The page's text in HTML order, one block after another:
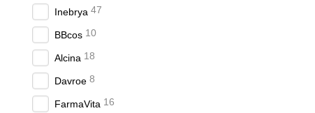
Inebrya 47
BBcos 10
Alcina 18
Davroe 8
FarmaVita 16